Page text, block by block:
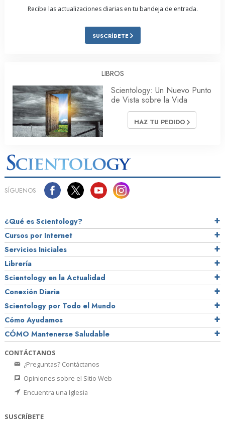
Recibe las actualizaciones diarias en tu bandeja de entrada.
SUSCRÍBETE
LIBROS
Scientology: Un Nuevo Punto
de Vista sobre la Vida
HAZ TU PEDIDO
SÍGUENOS
¿Qué es Scientology?
Cursos por Internet
Servicios Iniciales
Librería
Scientology en la Actualidad
Conexión Diaria
Scientology por Todo el Mundo
Cómo Ayudamos
CÓMO Mantenerse Saludable
CONTÁCTANOS
¿Preguntas? Contáctanos
Opiniones sobre el Sitio Web
Encuentra una Iglesia
SUSCRÍBETE